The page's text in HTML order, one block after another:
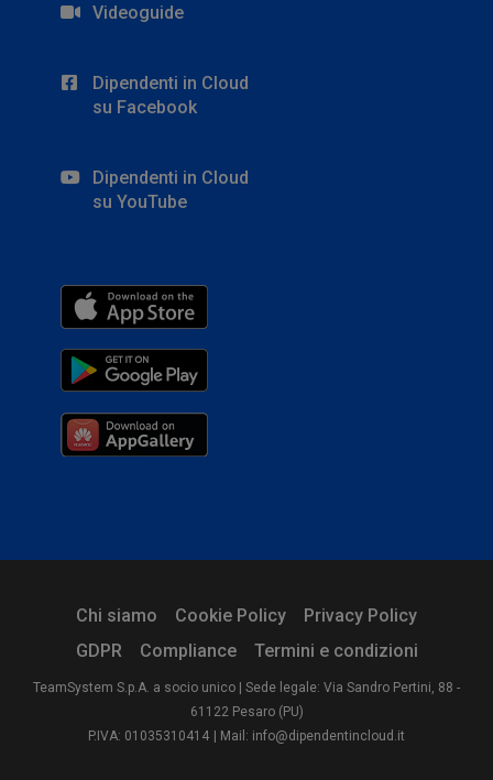
Videoguide
Dipendenti in Cloud
su Facebook
Dipendenti in Cloud
su YouTube
Chi siamo Cookie Policy
Privacy Policy
GDPR
Compliance Termini e condizioni
TeamSystem S.p.A. a socio unico | Sede legale: Via Sandro Pertini, 88 -
61122 Pesaro (PU)
P.IVA: 01035310414 | Mail: info@dipendentincloud.it